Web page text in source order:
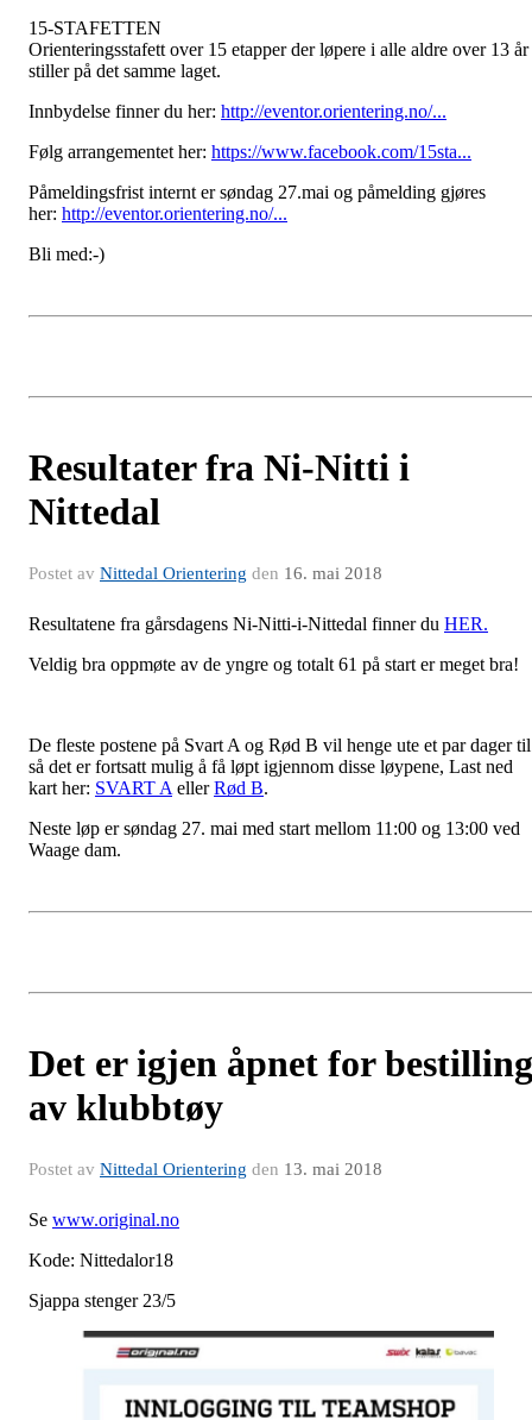
15-STAFETTEN
Orienteringsstafett over 15 etapper der løpere i alle aldre over 13 år
stiller på det samme laget.
Innbydelse finner du her: http://eventor.orientering.no/...
Følg arrangementet her: https://www.facebook.com/15sta...
Påmeldingsfrist internt er søndag 27.mai og påmelding gjøres
her: http://eventor.orientering.no/...
Bli med:-)
Resultater fra Ni-Nitti i
Nittedal
Postet av Nittedal Orientering den 16. mai 2018
Resultatene fra gårsdagens Ni-Nitti-i-Nittedal finner du HER.
Veldig bra oppmøte av de yngre og totalt 61 på start er meget bra!
De fleste postene på Svart A og Rød B vil henge ute et par dager til
så det er fortsatt mulig å få løpt igjennom disse løypene, Last ned
kart her: SVART AellerRød B.
Neste løp er søndag 27. mai med start mellom 11:00 og 13:00 ved
Waage dam.
Det er igjen åpnet for bestilling
av klubbtøy
Postet av Nittedal Orientering den 13. mai 2018
Se www.original.no
Kode: Nittedalor18
Sjappa stenger 23/5